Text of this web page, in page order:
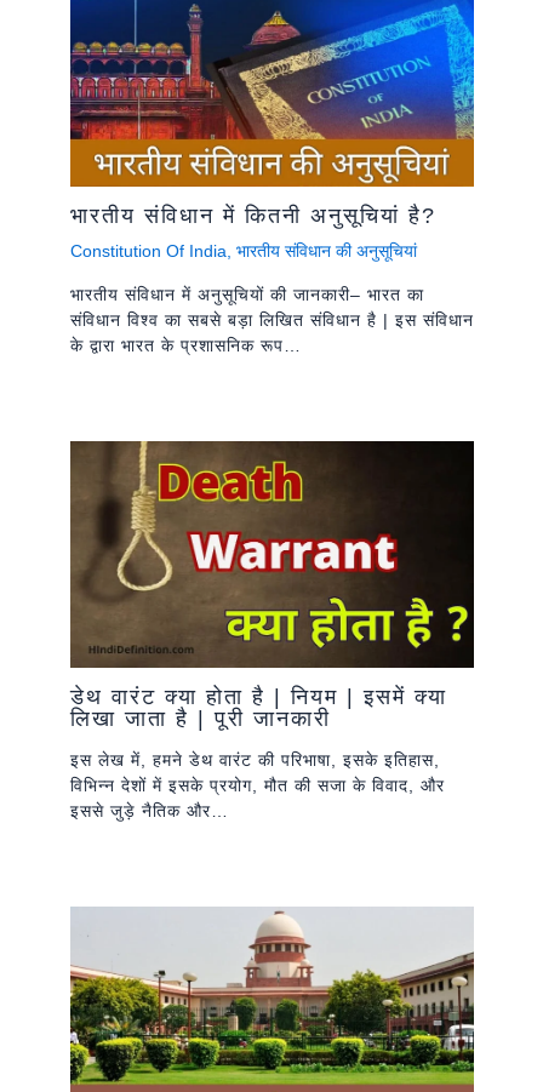
भारतीय संविधान में कितनी अनुसूचियां है?
Constitution Of India भारतीय संविधान की अनुसूचियां
भारतीय संविधान में अनुसूचियों की जानकारी– भारत का
संविधान विश्व का सबसे बड़ा लिखित संविधान है | इस संविधान
के द्वारा भारत के प्रशासनिक रूप…
डेथ वारंट क्या होता है | नियम | इसमें क्या
लिखा जाता है | पूरी जानकारी
इस लेख में, हमने डेथ वारंट की परिभाषा, इसके इतिहास,
विभिन्न देशों में इसके प्रयोग, मौत की सजा के विवाद, और
इससे जुड़े नैतिक और…